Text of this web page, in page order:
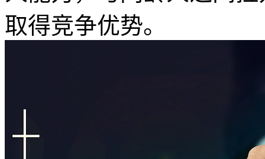
取得竞争优势。